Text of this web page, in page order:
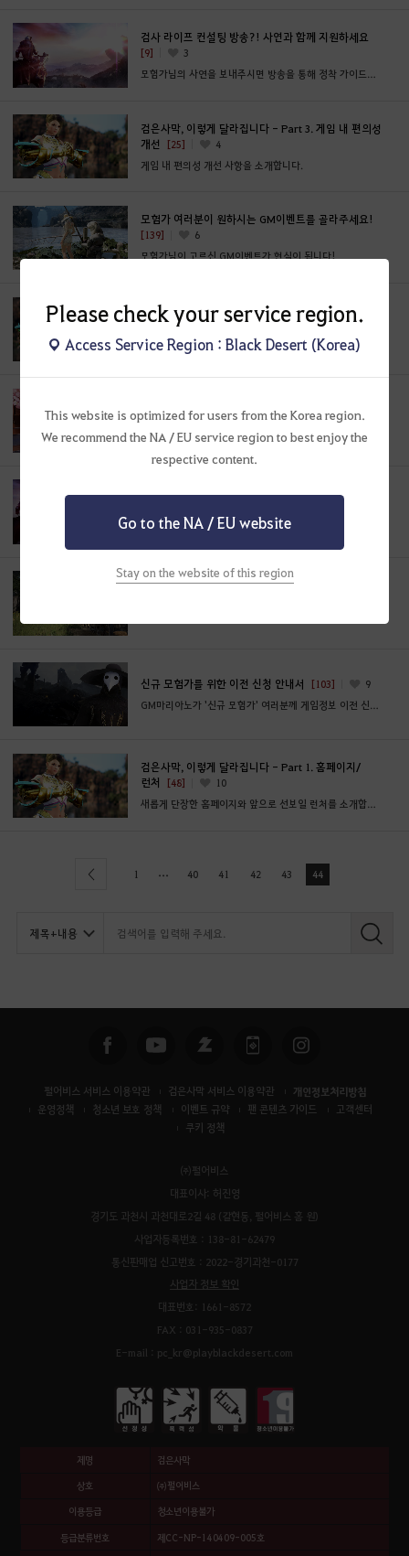
Please check your service region.
Access Service Region : Black Desert (Korea)
This website is optimized for users from the Korea region.
We recommend the NA / EU service region to best enjoy the
respective content.
Go to the NA / EU website
Stay on the website of this region
검사 라이프 컨설팅 방송?! 사연과 함께 지원하세요
[9]
3
검은사막, 이렇게 달라집니다 - Part 3. 게임 내 편의성
개선
[25]
4
게임 내 편의성 개선 사항을 소개합니다.
모험가 여러분이 원하시는 GM이벤트를 골라주세요!
[139]
6
모험가님이 고르신 GM이벤트가 현실이 됩니다!
검은사막, 이렇게 달라집니다 - Part 2. PC방 혜택
[142]
10
새로운 PC방 혜택을 모험가 여러분에게 소개합니다
모험가님의 사연이 도착했습니다 #01
약 5일간 궁금해하신 내용에 대한 Q & A
이전 신청 완료를 인증해주세요! (최종 수정 : 2019-
모험가 여러분들이 먼저 시작해주신 인증 이벤트
신규 모험가를 위한 이전 신청 안내서 [103]
9
GM마리아노가 '신규 모험가' 여러분께 게임정보 이전 신청 방법을 상세히 안내해 드립니다.
검은사막, 이렇게 달라집니다 - Part 1. 홈페이지/
런처
[48]
10
새롭게 단장한 홈페이지와 앞으로 선보일 런처를 소개합니다.
previous 1 ... 40 41 42 43 44
펄어비스 서비스 이용약관 검은사막 서비스 이용약관 개인정보처리방침
운영정책 청소년 보호 정책 이벤트 규약 팬 콘텐츠 가이드
고객센터
쿠키 정책
㈜펄어비스
대표이사: 허진영
경기도 과천시 과천대로2길 48 (갈현동, 펄어비스 홈 원)
사업자등록번호 : 138-81-62479
통신판매업 신고번호 : 2022-경기과천-0177
사업자 정보 확인
대표번호: 1661-8572
FAX : 031-935-0837
E-mail : pc_kr@playblackdesert.com
제명 검은사막
상호 ㈜펄어비스
이용등급 청소년이용불가
등급분류번호 제CC-NP-140409-005호